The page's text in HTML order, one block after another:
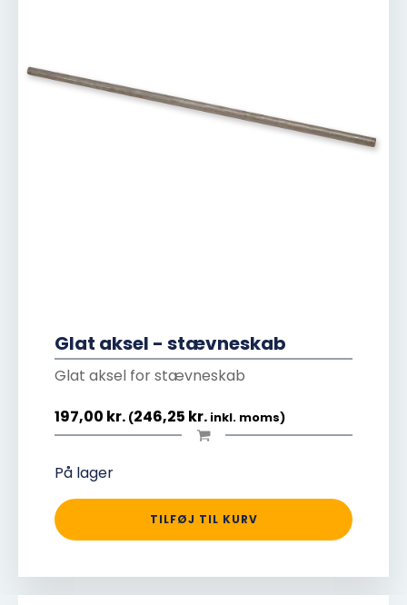
Glat aksel - stævneskab
Glat aksel for stævneskab
197,00 kr. (246,25 kr. inkl. moms)
På lager
TILFØJ TIL KURV